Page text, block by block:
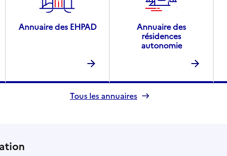
Annuaire des EHPAD
Annuaire des
résidences
autonomie
Tous les annuaires